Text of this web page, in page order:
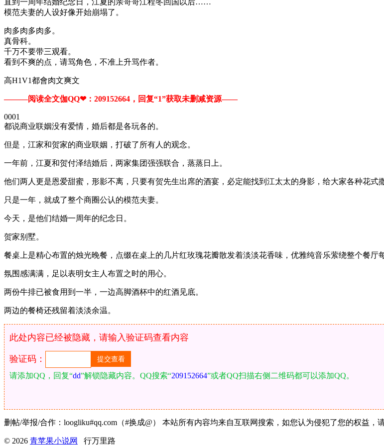
模范夫妻的人设好像开始崩塌了。
肉多肉多肉多。
真骨科。
千万不要带三观看。
看到不爽的点，请骂角色，不准上升骂作者。
高H1V1都會肉文爽文
———阅读全文伽QQ❤：209152664，回复“1”获取未删减资源—​​​​—
0001
都说商业联姻没有爱情，婚后都是各玩各的。
但是，江家和贺家的商业联姻，打破了所有人的观念。
一年前，江夏和贺付泽结婚后，两家集团强强联合，蒸蒸日上。
他们两人更是恩爱甜蜜，形影不离，只要有贺先生出席的酒宴，必定能找到江太太的身影，给大家各种花式
只是一年，就成了整个商圈公认的模范夫妻。
今天，是他们结婚一周年的纪念日。
贺家别墅。
餐桌上是精心布置的烛光晚餐，点缀在桌上的几片红玫瑰花瓣散发着淡淡花香味，优雅纯音乐萦绕整个餐厅
氛围感满满，足以表明女主人布置之时的用心。
两份牛排已被食用到一半，一边高脚酒杯中的红酒见底。
两边的餐椅还残留着淡淡余温。
此处内容已经被隐藏，请输入验证码查看内容
验证码：
请添加QQ，回复“dd”解锁隐藏内容。QQ搜索“209152664”或者QQ扫描右侧二维码都可以添加QQ。
删帖/举报/合作：loogliku#qq.com（#换成@） 本站所有内容均来自互联网搜索，如您认为侵犯了您的权益，
© 2026 青苹果小说网 行万里路